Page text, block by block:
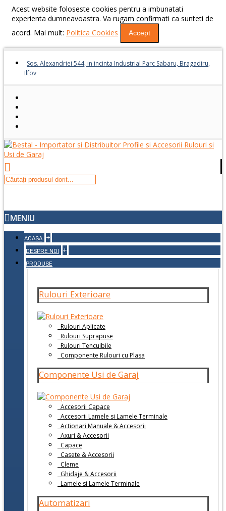
Acest website foloseste cookies pentru a imbunatati
experienta dumneavoastra. Va rugam confirmati ca sunteti de
acord. Mai mult: Politica Cookies Accept
Sos. Alexandriei 544, in incinta Industrial Parc Sabaru, Bragadiru,
Ilfov
MENIU
ACASA +
DESPRE NOI +
PRODUSE
Rulouri Exterioare
Rulouri Aplicate
Rulouri Suprapuse
Rulouri Tencuibile
Componente Rulouri cu Plasa
Componente Usi de Garaj
Accesorii Capace
Accesorii Lamele si Lamele Terminale
Actionari Manuale & Accesorii
Axuri & Accesorii
Capace
Casete & Accesorii
Cleme
Ghidaje & Accesorii
Lamele si Lamele Terminale
Automatizari